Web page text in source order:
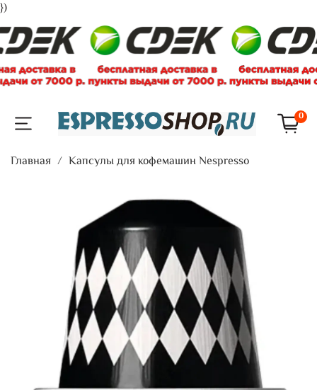
})
0
Главная Капсулы для кофемашин Nespresso